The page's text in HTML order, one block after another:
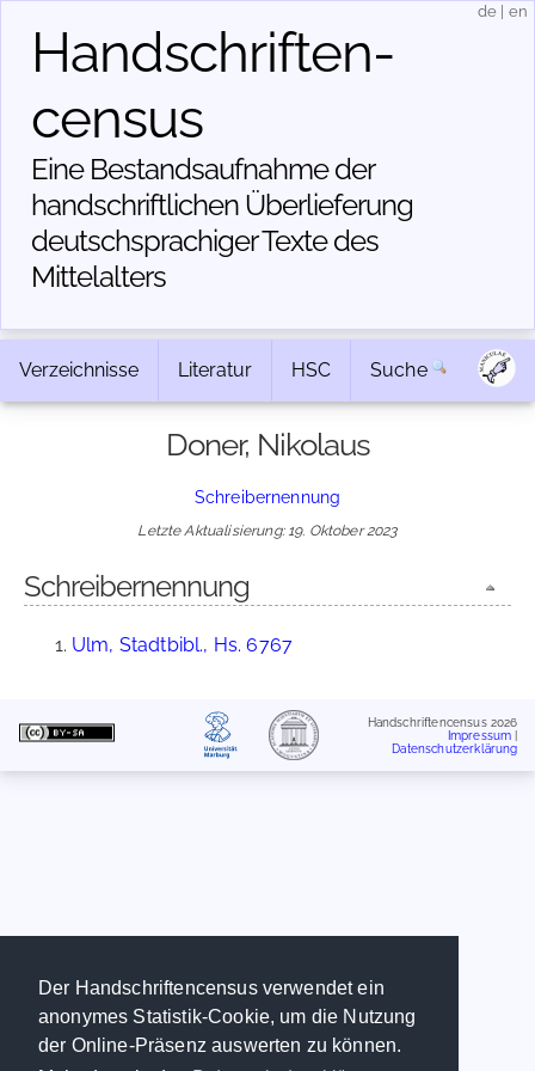
Der Handschriftencensus verwendet ein
anonymes Statistik-Cookie, um die Nutzung
der Online-Präsenz auswerten zu können.
Handschriften­
census
Eine Bestandsaufnahme der
handschriftlichen Über­lieferung
deutschsprachiger Texte des
Mittelalters
de en
Verzeichnisse Literatur HSC Suche
Doner, Nikolaus
Schreibernennung
Letzte Aktualisierung: 19. Oktober 2023
Schreibernennung
Ulm, Stadtbibl., Hs. 6767
Handschriftencensus 2026
Impressum
Datenschutzerklärung